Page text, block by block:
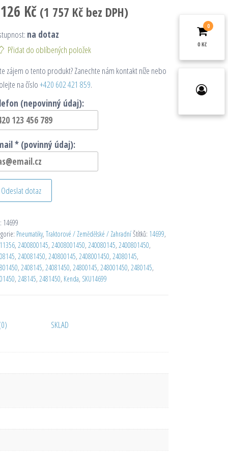
Kč (1 757 Kčbez DPH)
na dotaz
Přidat do oblíbených položek
zájem o tento produkt? Zanechte nám kontakt níže nebo
na číslo+420 602 421 859.
(nepovinný údaj):
* (povinný údaj):
Odeslat dotaz
14699
Pneumatiky, Traktorové / Zemědělské / ZahradníŠtítků: 14699,
, 2400800145, 24008001450, 240080145, 2400801450,
, 240081450, 240800145, 2408001450, 24080145,
, 2408145, 24081450, 24800145, 248001450, 2480145,
, 248145, 2481450, Kenda, SKU14699
SKLAD
0
0 Kč